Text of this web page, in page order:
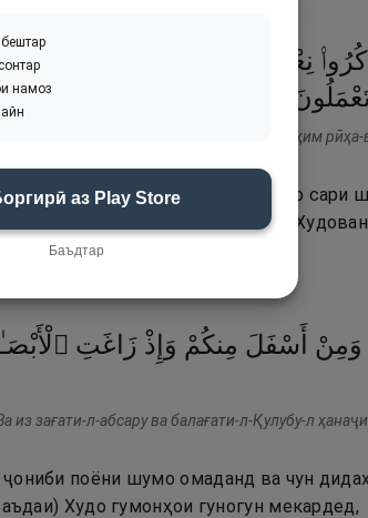
نِعْمَةَ جَآءَتْكُمْ
из ҷааткум ҷунудун фа арсална ъалайҳим
кунед, ҳангоме ки лашкарҳо бар сари
намедидед, фиристодем! Ва
وَمِنْ أَسْفَلَ مِنكُمْ وَإِذْ زَاغَتِ
зағати-л-абсару ва балағати-л-Қулубу-л
поёни шумо омаданд ва чун
Худо гумонҳои гуногун мекардед,
намоз
аз Play Store
Баъдтар